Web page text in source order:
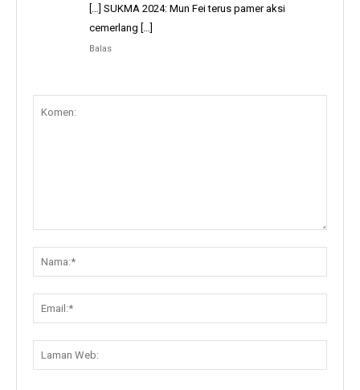
[…] SUKMA 2024: Mun Fei terus pamer aksi
cemerlang […]
Balas